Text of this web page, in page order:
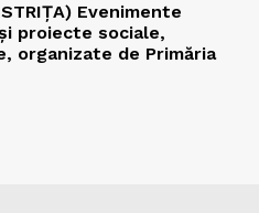
Evenimente
proiecte sociale,
organizate de Primăria